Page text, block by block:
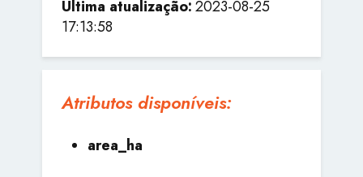
Última atualização:2023-08-25
17:13:58
Atributos disponíveis:
area_ha